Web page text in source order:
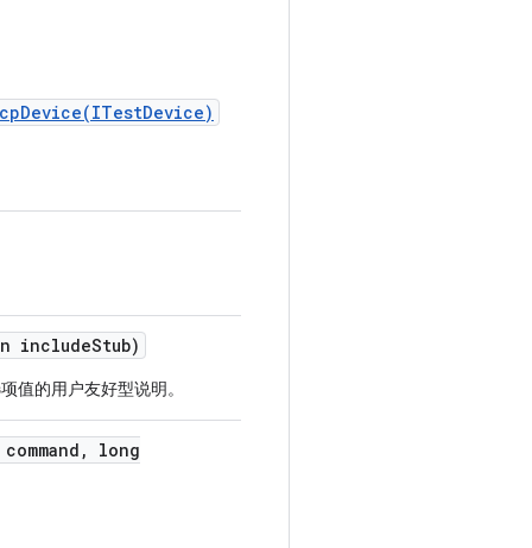
includeStub)
值的用户友好型说明。
, long